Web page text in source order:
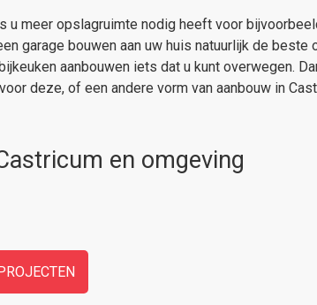
u meer opslagruimte nodig heeft voor
garage bouwen aan uw huis natuurlijk de beste
aanbouwen iets dat u kunt overwegen.
deze, of een andere vorm van aanbouw in
en omgeving